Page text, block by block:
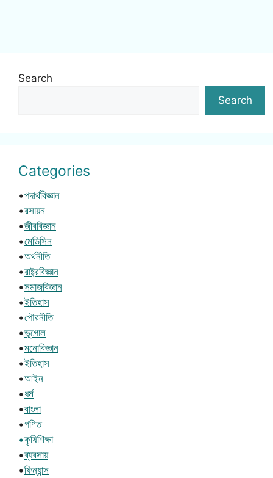
Search
Search
Categories
•পদার্থবিজ্ঞান
•রসায়ন
•জীববিজ্ঞান
•মেডিসিন
•অর্থনীতি
•রাষ্ট্রবিজ্ঞান
•সমাজবিজ্ঞান
•ইতিহাস
•পৌরনীতি
•ভূগোল
•মনোবিজ্ঞান
•ইতিহাস
•আইন
•ধর্ম
•বাংলা
•গণিত
•কৃষিশিক্ষা
•ব্যবসায়
•ফিন্যান্স